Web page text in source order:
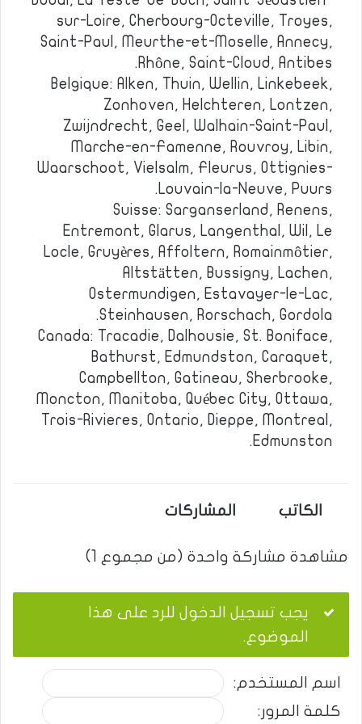
sur-Loire, Cherbourg-Octeville, Troyes,
Saint-Paul, Meurthe-et-Moselle, Annecy,
Rhône, Saint-Cloud, Antibes.
Belgique: Alken, Thuin, Wellin, Linkebeek,
Zonhoven, Helchteren, Lontzen,
Zwijndrecht, Geel, Walhain-Saint-Paul,
Marche-en-Famenne, Rouvroy, Libin,
Waarschoot, Vielsalm, Fleurus, Ottignies-
Louvain-la-Neuve, Puurs.
Suisse: Sarganserland, Renens,
Entremont, Glarus, Langenthal, Wil, Le
Locle, Gruyères, Affoltern, Romainmôtier,
Altstätten, Bussigny, Lachen,
Ostermundigen, Estavayer-le-Lac,
Steinhausen, Rorschach, Gordola.
Canada: Tracadie, Dalhousie, St. Boniface,
Bathurst, Edmundston, Caraquet,
Campbellton, Gatineau, Sherbrooke,
Moncton, Manitoba, Québec City, Ottawa,
Trois-Rivieres, Ontario, Dieppe, Montreal,
Edmunston.
الكاتب المشاركات
مشاهدة مشاركة واحدة (من مجموع 1)
يجب تسجيل الدخول للرد على هذا
الموضوع.
اسم المستخدم:
كلمة المرور: